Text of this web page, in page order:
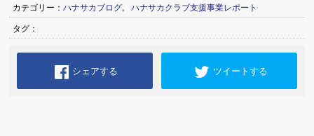
カテゴリー：ハナサカブログ,
ハナサカクラブ支援事業レポート
タグ：
シェアする ツイートする